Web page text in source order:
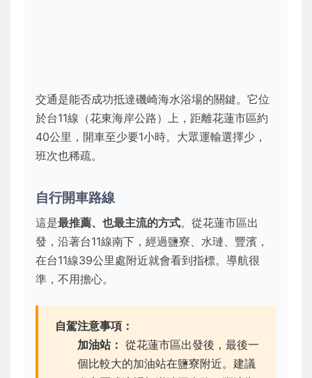
交通是能否成功抵達磯崎海水浴場的關鍵。它位
於台11線（花東海岸公路）上，距離花蓮市區約
40公里，開車至少要1小時。大眾運輸選擇少，
班次也稀疏。
自行開車路線
這是最推薦、也最主流的方式。從花蓮市區出
發，沿著台11線南下，經過鹽寮、水璉、豐濱，
在台11線39公里處附近就會看到指標。導航很
準，不用擔心。
自駕注意事項：
加油站： 從花蓮市區出發後，最後一
個比較大的加油站在鹽寮附近。建議